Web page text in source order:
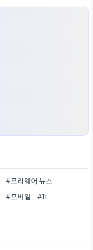
#프리웨어 뉴스
#모바일
#It